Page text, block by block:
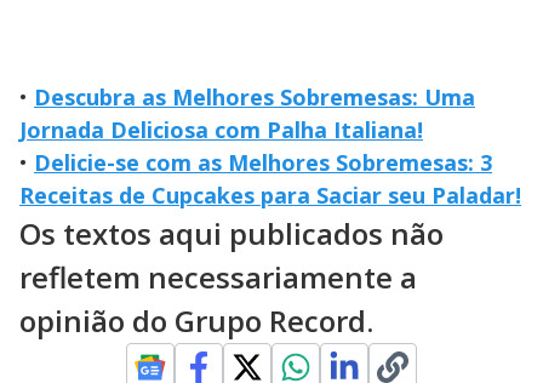
• Descubra as Melhores Sobremesas: Uma
Jornada Deliciosa com Palha Italiana!
• Delicie-se com as Melhores Sobremesas: 3
Receitas de Cupcakes para Saciar seu Paladar!
Os textos aqui publicados não
refletem necessariamente a
opinião do Grupo Record.